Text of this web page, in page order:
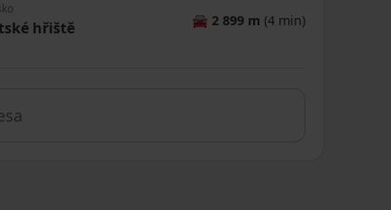
hřiště 🚘 2 899 m (4 min)